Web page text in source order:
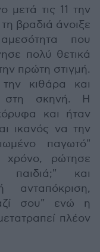
μετά τις 11 την
βραδιά άνοιξε
που
πολύ θετικά
πρώτη στιγμή.
κιθάρα και
στη σκηνή. Η
και ήταν
ικανός να την
παγωτό"
χρόνο, ρώτησε
παιδιά;" και
ανταπόκριση,
σου" ενώ η
πλέον